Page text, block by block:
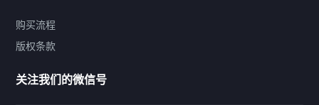
热门标签
机构链接
购买流程
版权条款
关注我们的微信号